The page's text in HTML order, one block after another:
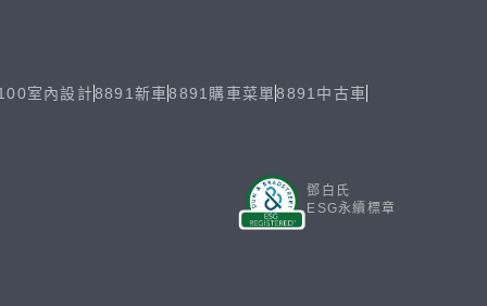
室內設計8891新車 8891購車菜單 8891中古車
鄧白氏
ESG永續標章